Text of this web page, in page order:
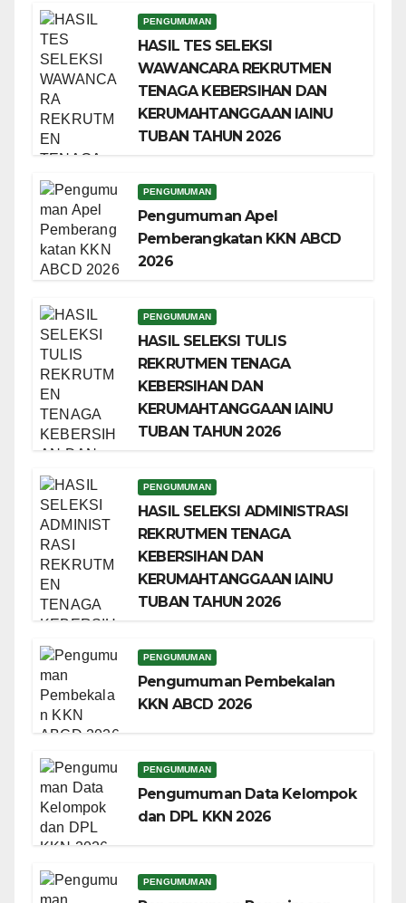
PENGUMUMAN
HASIL TES SELEKSI
WAWANCARA REKRUTMEN
TENAGA KEBERSIHAN DAN
KERUMAHTANGGAAN IAINU
TUBAN TAHUN 2026
PENGUMUMAN
Pengumuman Apel
Pemberangkatan KKN ABCD
2026
PENGUMUMAN
HASIL SELEKSI TULIS
REKRUTMEN TENAGA
KEBERSIHAN DAN
KERUMAHTANGGAAN IAINU
TUBAN TAHUN 2026
PENGUMUMAN
HASIL SELEKSI ADMINISTRASI
REKRUTMEN TENAGA
KEBERSIHAN DAN
KERUMAHTANGGAAN IAINU
TUBAN TAHUN 2026
PENGUMUMAN
Pengumuman Pembekalan
KKN ABCD 2026
PENGUMUMAN
Pengumuman Data Kelompok
dan DPL KKN 2026
PENGUMUMAN